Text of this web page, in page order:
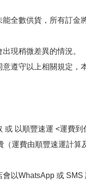
全數供貨，所有訂金
現稍微差異的情況。
遵守以上相關規定，
或 以順豐速運 <運費到
（運費由順豐速運計算
以WhatsApp 或 SMS